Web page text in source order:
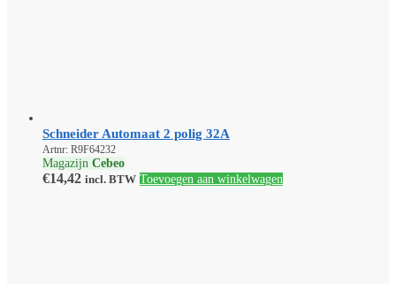
Schneider Automaat 2 polig 32A
Artnr: R9F64232
Magazijn Cebeo
€14,42 incl. BTW Toevoegen aan winkelwagen